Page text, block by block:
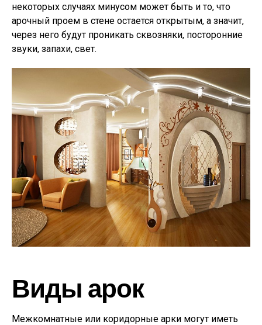
некоторых случаях минусом может быть и то, что
арочный проем в стене остается открытым, а значит,
через него будут проникать сквозняки, посторонние
звуки, запахи, свет.
Виды арок
Межкомнатные или коридорные арки могут иметь